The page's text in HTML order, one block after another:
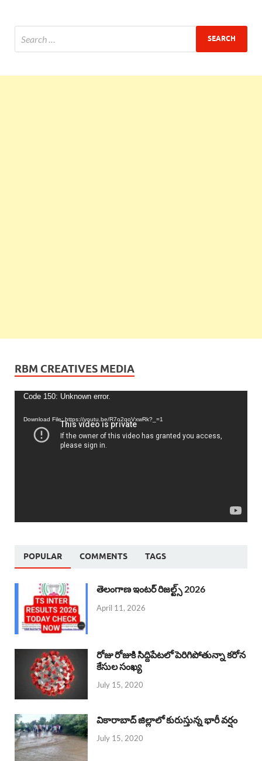
RBM CREATIVES MEDIA
Video
Code 150: Unknown error.
Download File: https://youtu.be/R7o2qoVxwRk?_=1
POPULAR COMMENTS TAGS
తెలంగాణ ఇంటర్ రిజల్ట్స్ 2026
April 11, 2026
రోజు రోజుకి సిద్దిపేటలో పెరిగిపోతున్నా కరోన
కేసుల సంఖ్య
July 15, 2020
వికారాబాద్ జిల్లాలో కురుస్తున్న భారీ వర్షం
July 15, 2020